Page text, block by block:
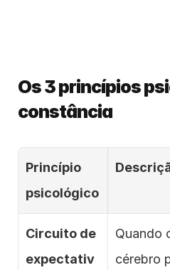
Os 3 princípios
constância
Princípio
psicológico
Circuito de
expectativ
Quando
cérebro